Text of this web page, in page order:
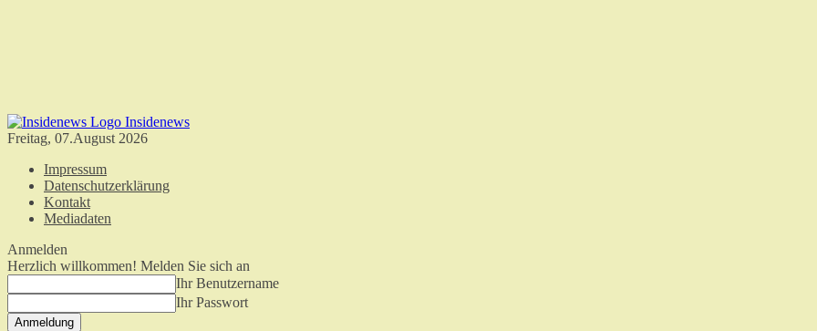
Insidenews
Freitag, 07.August 2026
Impressum
Datenschutzerklärung
Kontakt
Mediadaten
Anmelden
Herzlich willkommen! Melden Sie sich an
Ihr Benutzername
Ihr Passwort